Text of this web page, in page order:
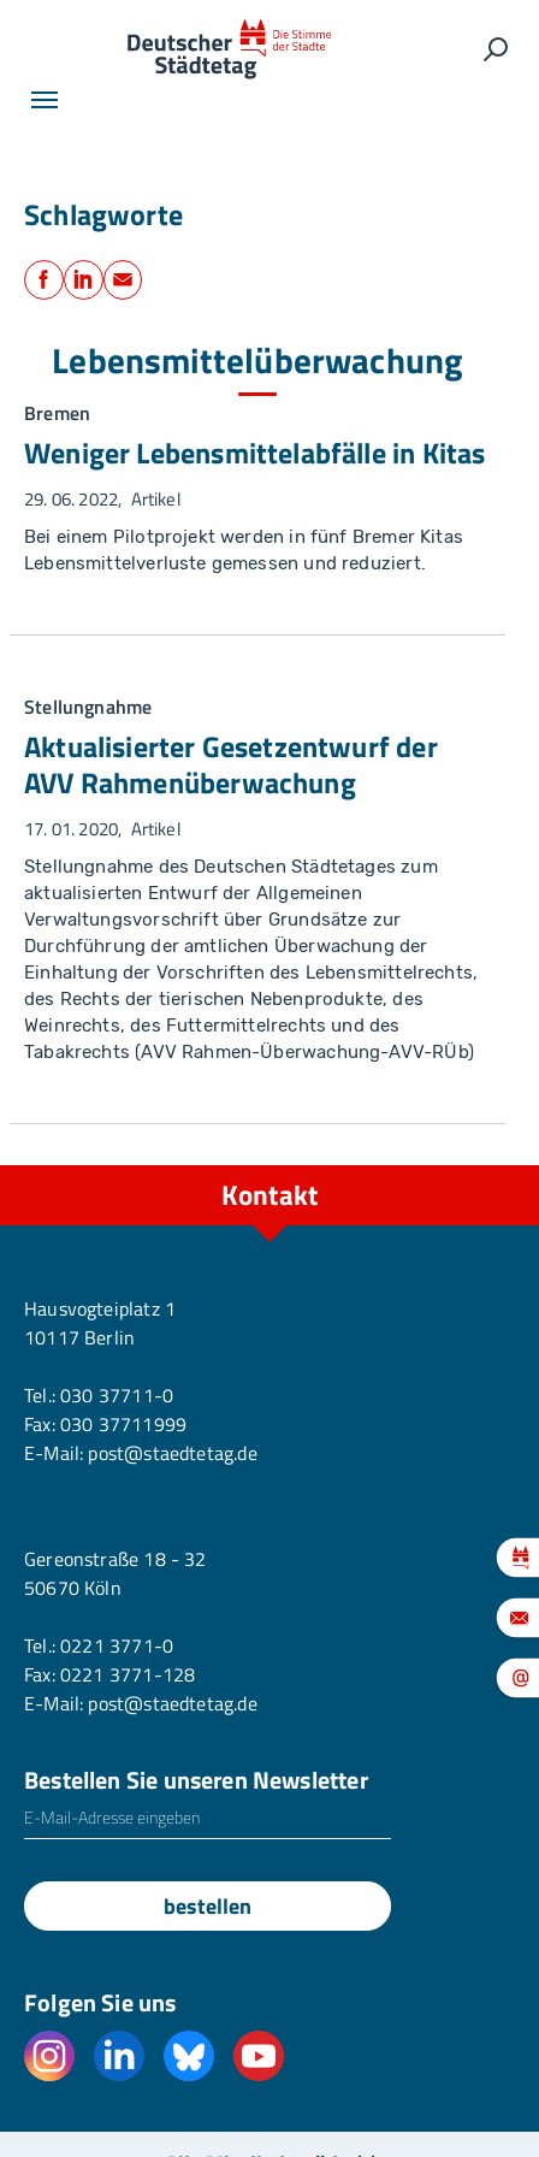
Schlagworte
Teilen
Facebook
LinkedIn
E-Mail
Lebensmittelüberwachung
Bremen
Weniger Lebensmittelabfälle in Kitas
29. 06. 2022 Artikel
Bei einem Pilotprojekt werden in fünf Bremer Kitas
Lebensmittelverluste gemessen und reduziert.
Stellungnahme
Aktualisierter Gesetzentwurf der
AVV Rahmenüberwachung
17. 01. 2020 Artikel
Stellungnahme des Deutschen Städtetages zum
aktualisierten Entwurf der Allgemeinen
Verwaltungsvorschrift über Grundsätze zur
Durchführung der amtlichen Überwachung der
Einhaltung der Vorschriften des Lebensmittelrechts,
des Rechts der tierischen Nebenprodukte, des
Weinrechts, des Futtermittelrechts und des
Tabakrechts (AVV Rahmen-Überwachung-AVV-RÜb)
Kontakt
Hausvogteiplatz 1
10117 Berlin
Tel.:030 37711-0
Fax: 030 37711999
E-Mail: post@staedtetag.de
Gereonstraße 18 - 32
50670 Köln
Tel.:0221 3771-0
Fax: 0221 3771-128
E-Mail: post@staedtetag.de
Bestellen Sie unseren Newsletter
E-Mailadresse
bestellen
Folgen Sie uns